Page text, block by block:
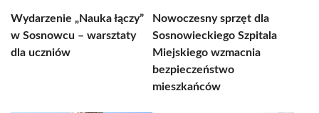
Wydarzenie „Nauka łączy”
w Sosnowcu – warsztaty
dla uczniów
Nowoczesny sprzęt dla
Sosnowieckiego Szpitala
Miejskiego wzmacnia
bezpieczeństwo
mieszkańców